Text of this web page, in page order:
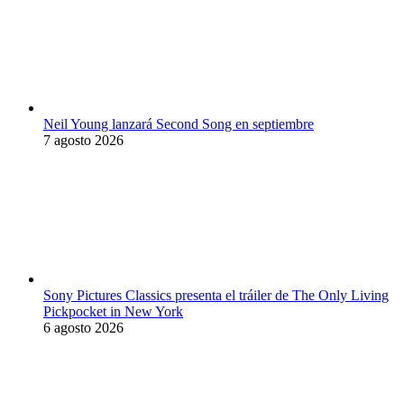
Neil Young lanzará Second Song en septiembre
7 agosto 2026
Sony Pictures Classics presenta el tráiler de The Only Living
Pickpocket in New York
6 agosto 2026